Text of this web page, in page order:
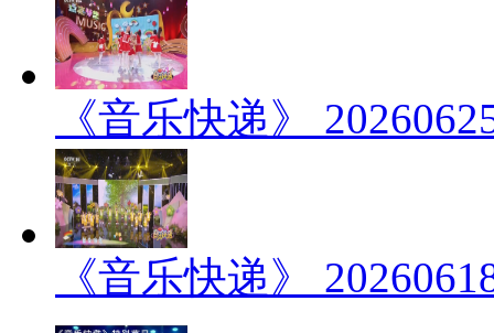
《音乐快递》
《音乐快递》